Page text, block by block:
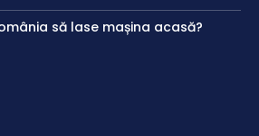
să lase mașina acasă?